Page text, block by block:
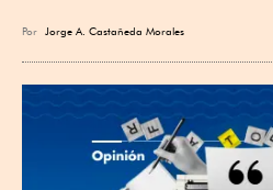
Por Jorge A. Castañeda Morales